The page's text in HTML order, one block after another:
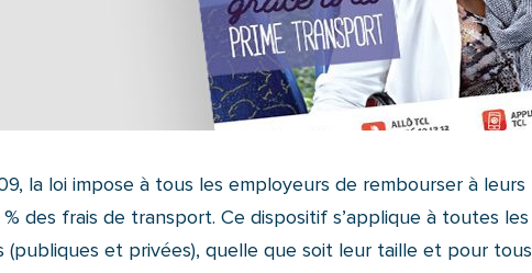
la loi impose à tous les employeurs de rembourser à leurs
des frais de transport. Ce dispositif s’applique à toutes les
(publiques et privées), quelle que soit leur taille et pour tous